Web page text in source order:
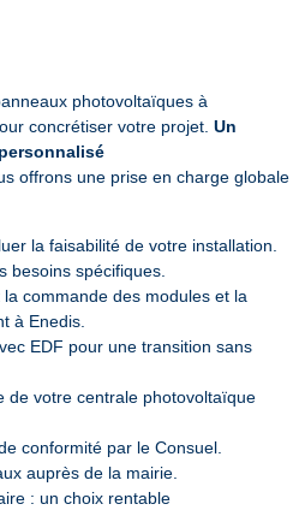
photovoltaïques à
concrétiser votre projet. Un
offrons une prise en charge globale
la faisabilité de votre installation.
besoins spécifiques.
commande des modules et la
à Enedis.
EDF pour une transition sans
de votre centrale photovoltaïque
conformité par le Consuel.
auprès de la mairie.
: un choix rentable